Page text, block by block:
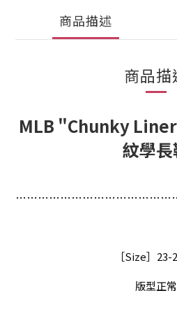
商品描述
商品描
MLB "Chunky
紋學
……………………………………
［Size］
版型正常